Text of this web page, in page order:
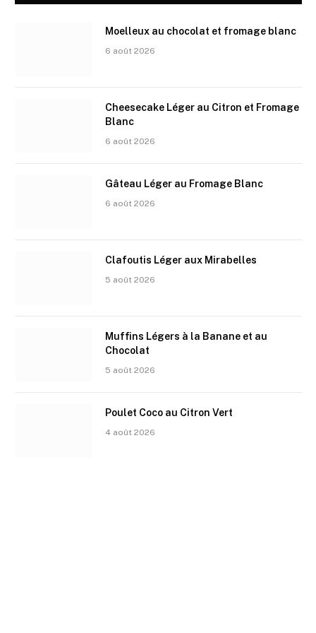
Moelleux au chocolat et fromage blanc
6 août 2026
Cheesecake Léger au Citron et Fromage
Blanc
6 août 2026
Gâteau Léger au Fromage Blanc
6 août 2026
Clafoutis Léger aux Mirabelles
5 août 2026
Muffins Légers à la Banane et au
Chocolat
5 août 2026
Poulet Coco au Citron Vert
4 août 2026